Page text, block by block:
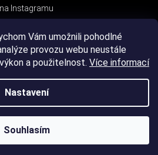
Vám umožnili pohodlné
provozu webu neustále
a použitelnost. Více informací
Nastavení
Souhlasím
Instagramu
SPORT. Všechna práva vyhrazena.